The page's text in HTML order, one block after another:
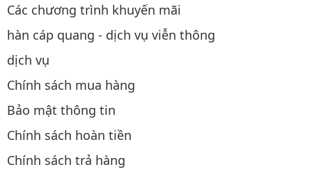
Các chương trình khuyến mãi
hàn cáp quang - dịch vụ viễn thông
dịch vụ
Chính sách mua hàng
Bảo mật thông tin
Chính sách hoàn tiền
Chính sách trả hàng